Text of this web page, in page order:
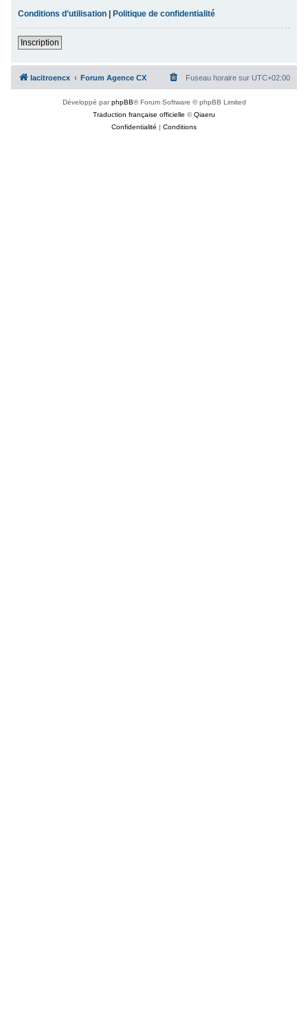
Conditions d’utilisation |Politique de confidentialité
Inscription
lacitroencx Forum Agence CX Fuseau horaire sur UTC+02:00
Développé parphpBB® Forum Software © phpBB Limited
Traduction française officielle ©Qiaeru
Confidentialité | Conditions